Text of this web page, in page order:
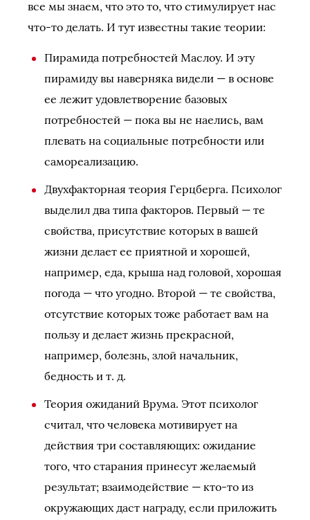
все мы знаем, что это то, что стимулирует нас
что-то делать. И тут известны такие теории:
Пирамида потребностей Маслоу. И эту
пирамиду вы наверняка видели — в основе
ее лежит удовлетворение базовых
потребностей — пока вы не наелись, вам
плевать на социальные потребности или
самореализацию.
Двухфакторная теория Герцберга. Психолог
выделил два типа факторов. Первый — те
свойства, присутствие которых в вашей
жизни делает ее приятной и хорошей,
например, еда, крыша над головой, хорошая
погода — что угодно. Второй — те свойства,
отсутствие которых тоже работает вам на
пользу и делает жизнь прекрасной,
например, болезнь, злой начальник,
бедность и т. д.
Теория ожиданий Врума. Этот психолог
считал, что человека мотивирует на
действия три составляющих: ожидание
того, что старания принесут желаемый
результат; взаимодействие — кто-то из
окружающих даст награду, если приложить